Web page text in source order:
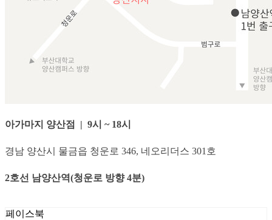
아가마지 양산점 | 9시 ~ 18시
경남 양산시 물금읍 청운로 346, 네오리더스 301호
2호선 남양산역(청운로 방향 4분)
페이스북